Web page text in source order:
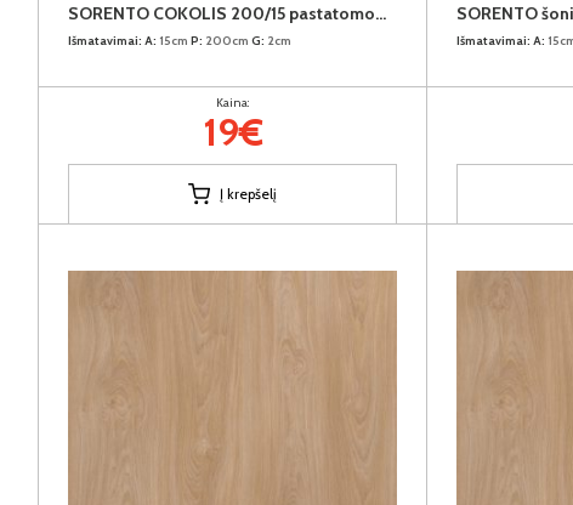
SORENTO COKOLIS 200/15 pastatomoms virtuvės spintelėms (Puccini)
Išmatavimai: A: 15cm P: 200cm G: 2cm
Kaina:
19€
Į krepšelį
Išmatavimai: A: